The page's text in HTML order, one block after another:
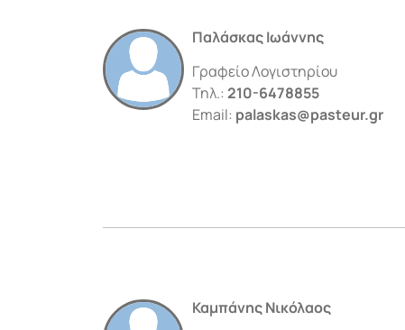
Παλάσκας Ιωάννης
Γραφείο Λογιστηρίου
Τηλ.: 210-6478855
Email: palaskas@pasteur.gr
Καμπάνης Νικόλαος